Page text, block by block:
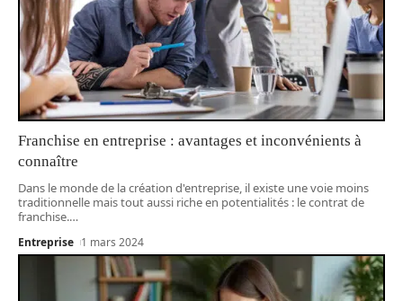
Franchise en entreprise : avantages et inconvénients à
connaître
Dans le monde de la création d'entreprise, il existe une voie moins
traditionnelle mais tout aussi riche en potentialités : le contrat de
franchise.…
Entreprise 1 mars 2024